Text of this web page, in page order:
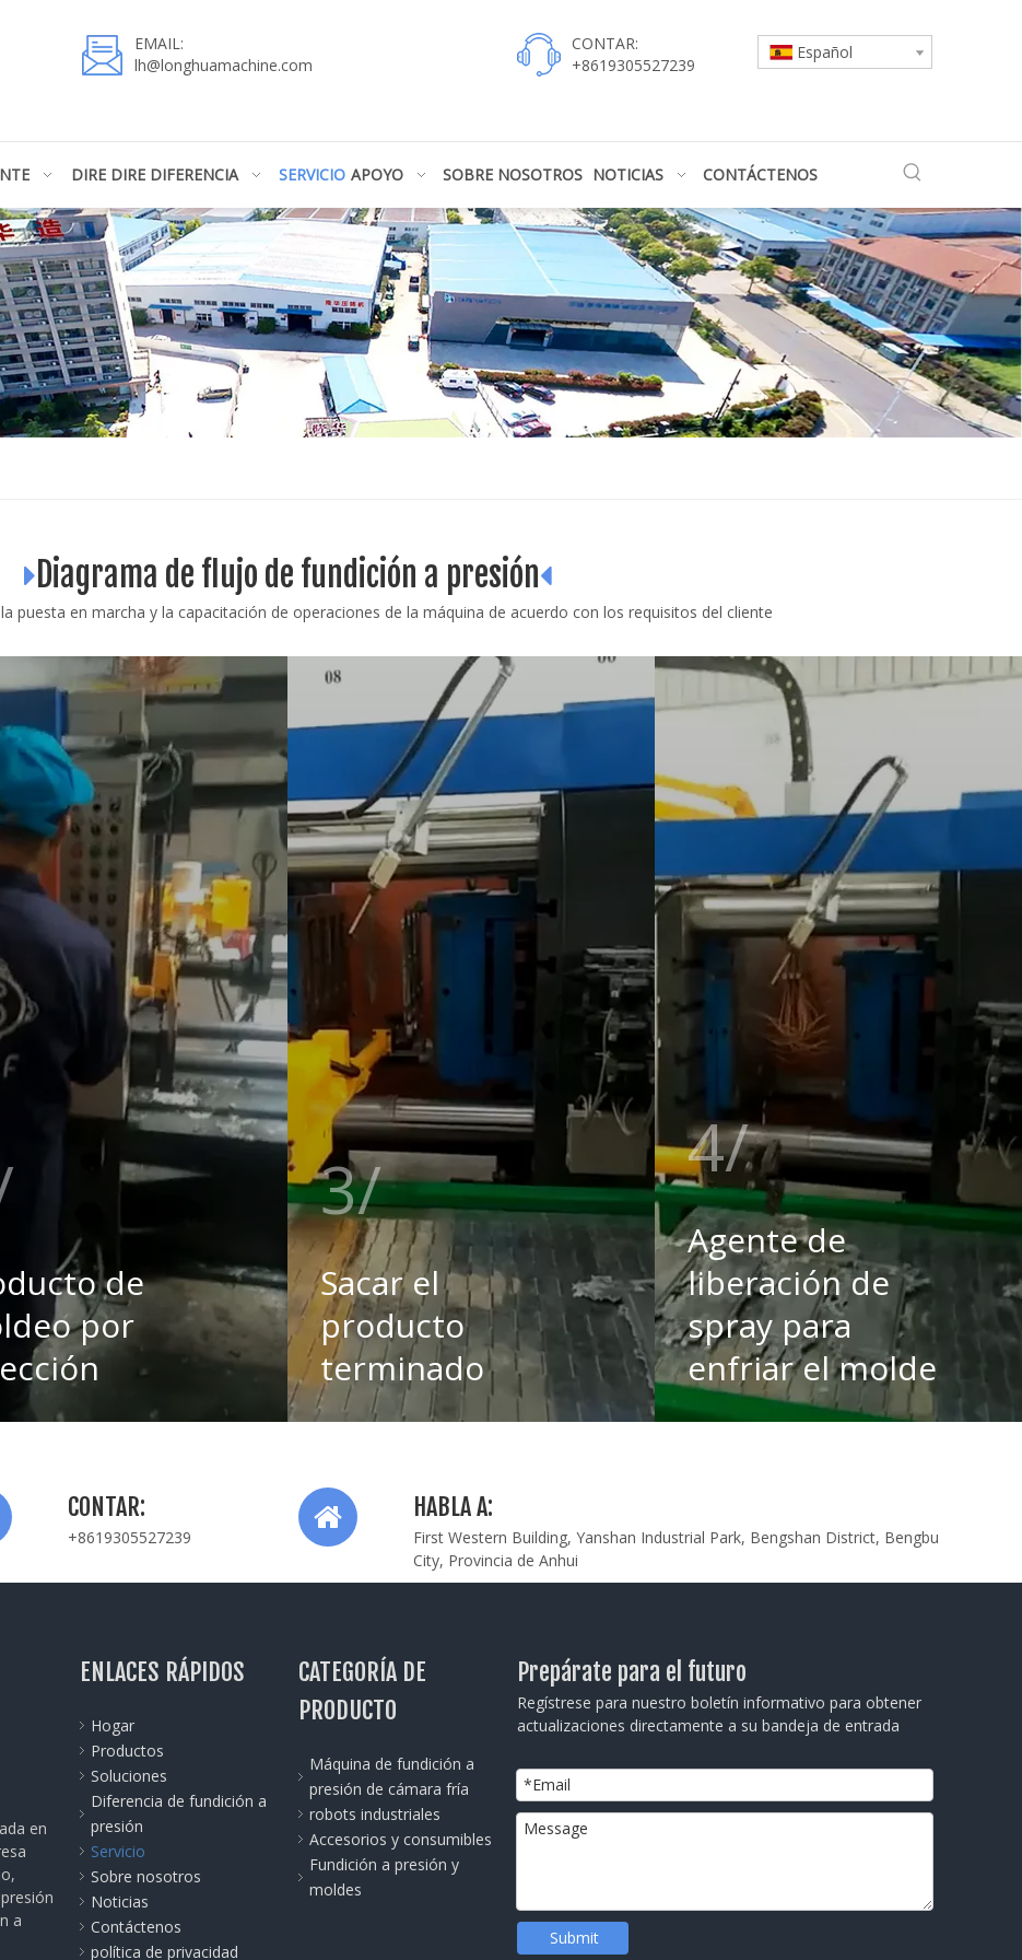
EMAIL:
lh@longhuamachine.com
CONTAR:
+8619305527239
Español
DIRE DIRE DIFERENCIA SERVICIO APOYO SOBRE NOSOTROS NOTICIAS CONTÁCTENOS
 Diagrama de flujo de fundición a presión
puesta en marcha y la capacitación de operaciones de la máquina de acuerdo con los requisitos del cliente
de
por
3
Sacar el
producto
terminado
4
Agente de
liberación de
spray para
enfriar el molde
CONTAR:
+8619305527239
HABLA A:
First Western Building, Yanshan Industrial Park, Bengshan District, Bengbu
City, Provincia de Anhui
en
a
ENLACES RÁPIDOS
Hogar
Productos
Soluciones
Diferencia de fundición a
presión
Servicio
Sobre nosotros
Noticias
Contáctenos
política de privacidad
CATEGORÍA DE
PRODUCTO
Máquina de fundición a
presión de cámara fría
robots industriales
Accesorios y consumibles
Fundición a presión y
moldes
Prepárate para el futuro
Regístrese para nuestro boletín informativo para obtener
actualizaciones directamente a su bandeja de entrada
Submit